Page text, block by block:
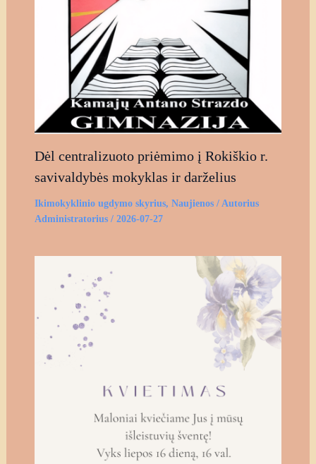
Dėl centralizuoto priėmimo į Rokiškio r.
savivaldybės mokyklas ir darželius
Ikimokyklinio ugdymo skyrius, Naujienos/ Autorius
Administratorius / 2026-07-27